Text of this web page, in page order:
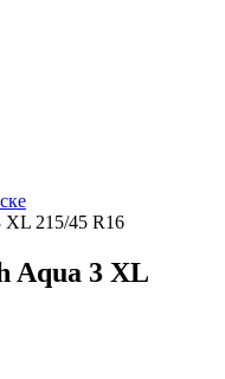
215/45 R16
3 XL